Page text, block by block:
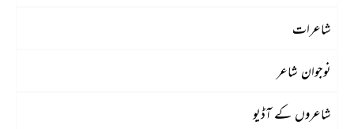
شاعرات
نوجوان شاعر
شاعروں کے آڈیو